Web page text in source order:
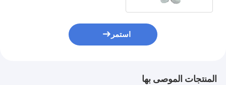
استمر
المنتجات الموصى بها